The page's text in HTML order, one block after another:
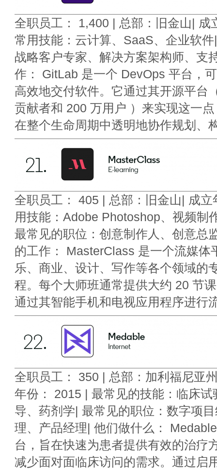
全职员工： 1,400 | 总部：旧金山| 成
常用技能：云计算、SaaS、企业软
战略客户专家、解决方案架构师、支
作： GitLab 是一个 DevOps 平台，
高效地交付软件。它通过其开源平台
贡献者和 200 万用户 ）来实现这一
在整个生命周期中透明地协作规划、
全职员工： 405 | 总部：旧金山| 成
用技能：Adobe Photoshop、视频制
最常见的职位：创意制作人、创意总
的工作： MasterClass 是一个流媒体
乐、商业、设计、写作等各个领域的
程。每个大师班通常提供大约 20 节
通过其智能手机和电视应用程序进行
全职员工： 350 | 总部：加利福尼亚
年份： 2015 | 最常见的技能：临床
导、药剂学| 最常见的职位：数字项
理、产品经理| 他们做什么：
台，旨在快速为患者提供有效的治疗
减少面对面临床访问的需求。通过启